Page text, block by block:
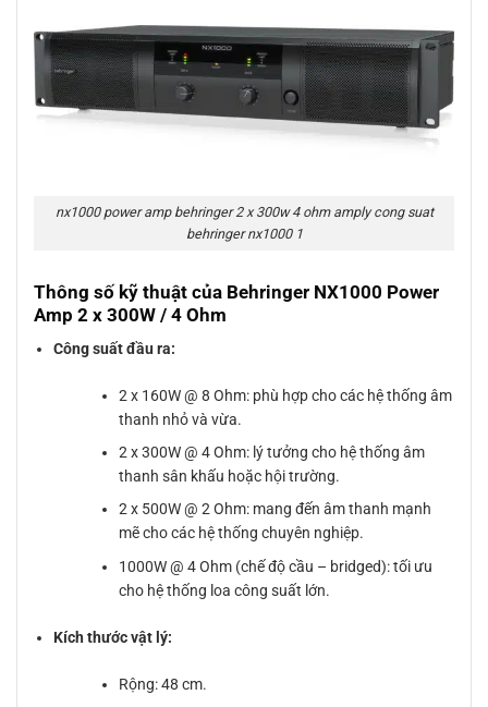
nx1000 power amp behringer 2 x 300w 4 ohm amply cong suat
behringer nx1000 1
Thông số kỹ thuật của Behringer NX1000 Power
Amp 2 x 300W / 4 Ohm
Công suất đầu ra:
2 x 160W @ 8 Ohm: phù hợp cho các hệ thống âm
thanh nhỏ và vừa.
2 x 300W @ 4 Ohm: lý tưởng cho hệ thống âm
thanh sân khấu hoặc hội trường.
2 x 500W @ 2 Ohm: mang đến âm thanh mạnh
mẽ cho các hệ thống chuyên nghiệp.
1000W @ 4 Ohm (chế độ cầu – bridged): tối ưu
cho hệ thống loa công suất lớn.
Kích thước vật lý:
Rộng: 48 cm.